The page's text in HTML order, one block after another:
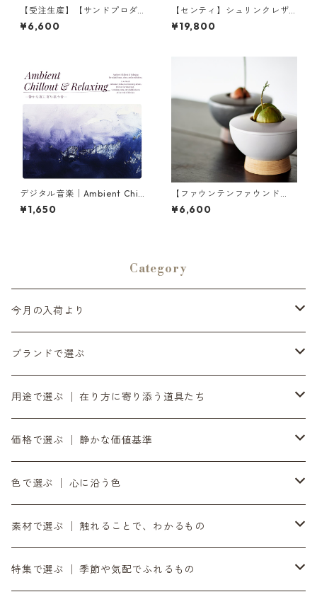
【受注生産】【サンドプロダ
クト】SAHA(砂波) アクセサリ
ートレイ φ180 | 小物入れ・イ
¥6,600
【センティ】シュリンクレザ
ー チェーンハンドルミニバッ
グ | バッグ・軽量・コンパクト
¥19,800
デジタル音楽│Ambient Chill
out & Relaxing BGM| 夜のリ
ラックスタイム・作業用・勉
¥1,650
【ファウンテンファウンド
リ】アボカド 栽培 ポット | 花
器・観葉植物・インテリア | F
¥6,600
Category
今月の入荷より
6月の入荷便り
7月の入荷便り
8月の入荷便り
10月の入荷便り
11月の入荷便り
12月の入荷便り
ブランドで選ぶ
INASENA SOUNDS │ イナセナサウンズ
to UTAU │ うたうへ
OZOPS │ オズオプス
SANDPRODUCT │ サンドプロダクト
センティ │ SENTI
用途で選ぶ │ 在り方に寄り添う道具たち
持ち歩く道具 │ バッグ・財布・ポーチ・スマホストラップ
軸をととのえる │ 時計・ベルト
書く・置く・添える │ ペン立て・コースター
余白をつくる｜ミラー・プランター・インテリア
価格で選ぶ │ 静かな価値基準
気負わず選ぶ │ 〜¥9,999
日々に添える │ ¥10,000〜¥19,999
時間とともに在る │ ¥20,000〜
色で選ぶ │ 心に沿う色
黒
銀
素材で選ぶ │ 触れることで、わかるもの
ダイニーマレザー
特集で選ぶ │ 季節や気配でふれるもの